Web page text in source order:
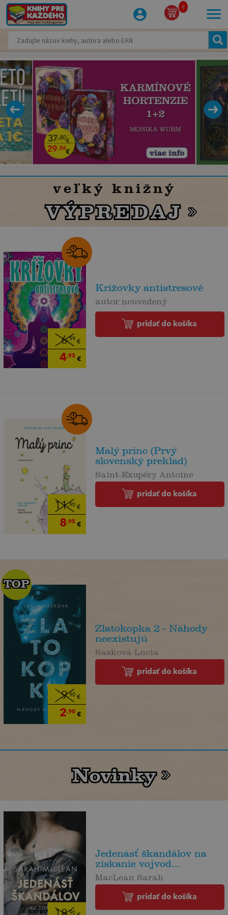
0
veľký knižný
VÝPREDAJ
VÝPREDAJ
6,99 €
4,95€
Krížovky antistresové
autor neuvedený
pridať do košíka
11,90€
8,95€
Malý princ (Prvý
slovenský preklad)
Saint-Exupéry Antoine
pridať do košíka
9,90€
2,90€
TOP
TOP
Zlatokopka 2 - Náhody
neexistujú
Sasková Lucia
pridať do košíka
Novinky
Novinky
,90
Jedenásť škandálov na
získanie vojvod...
MacLean Sarah
pridať do košíka